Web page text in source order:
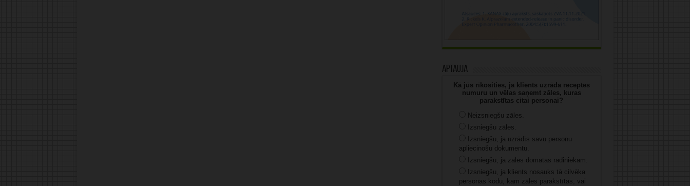
Aptauja
Kā jūs rīkosities, ja klients uzrāda receptes
numuru un vēlas saņemt zāles, kuras
parakstītas citai personai?
Neizsniegšu zāles.
Izsniegšu zāles.
Izsniegšu, ja uzrādīs savu personu
apliecinošu dokumentu.
Izsniegšu, ja zāles domātas radiniekam.
Izsniegšu, ja klients nosauks tā cilvēka
personas kodu, kam zāles parakstītas, vai